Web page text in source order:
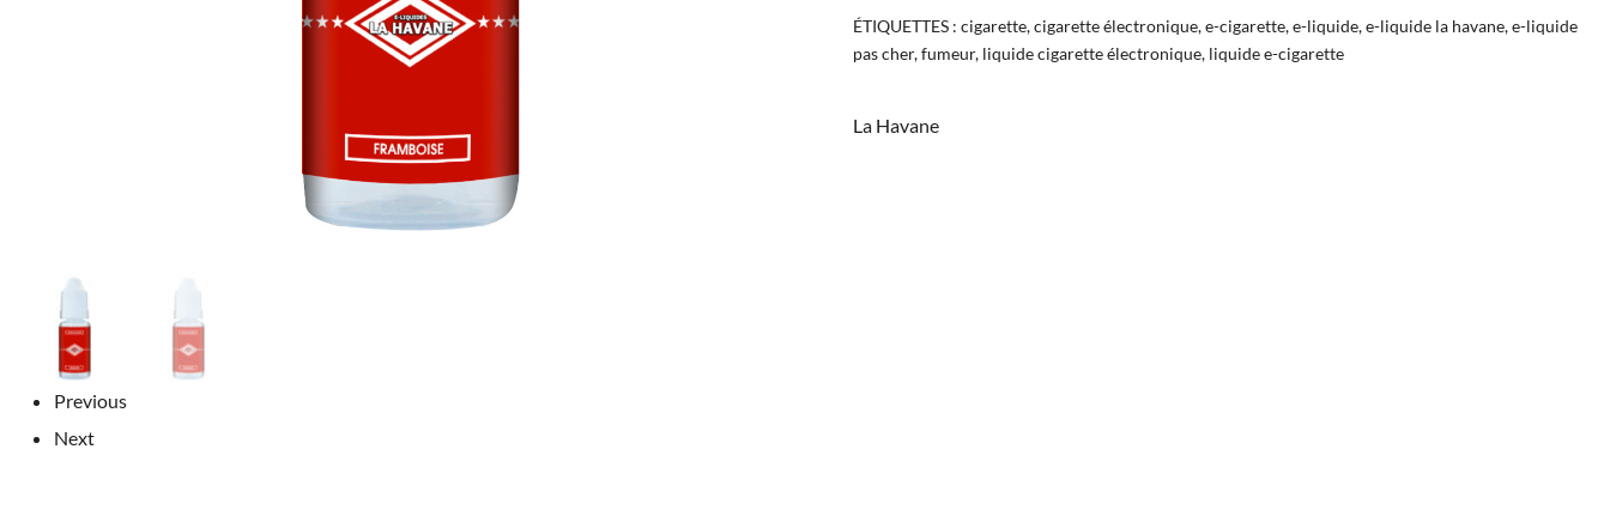
Previous
Next
ÉTIQUETTES : cigarette,cigarette électronique,e-cigarette,e-liquide,e-liquide la havane,e-liquide
pas cher,fumeur, liquide cigarette électronique, liquide e-cigarette
La Havane